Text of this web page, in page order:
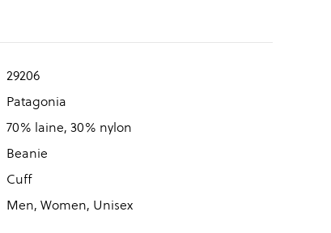
29206
Patagonia
70% laine, 30% nylon
Beanie
Cuff
Men, Women, Unisex